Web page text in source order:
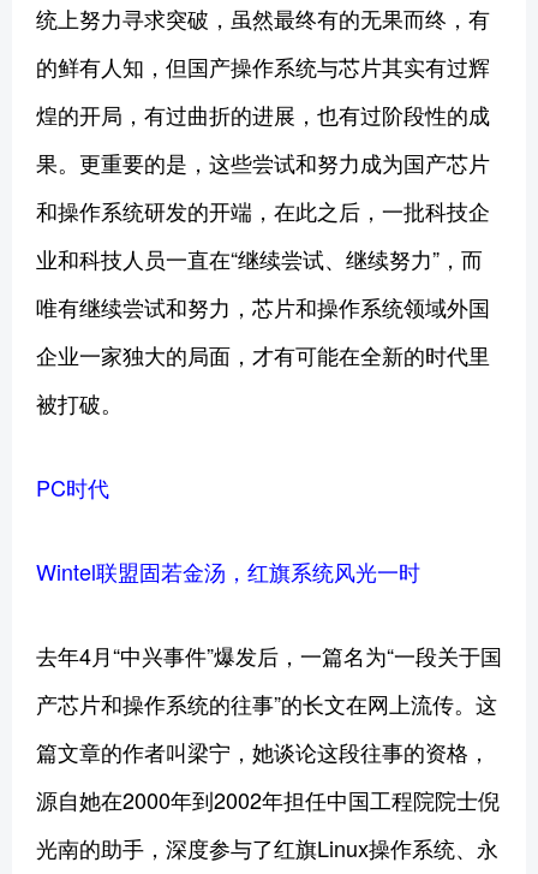
统上努力寻求突破，虽然最终有的无果而终，有
的鲜有人知，但国产操作系统与芯片其实有过辉
煌的开局，有过曲折的进展，也有过阶段性的成
果。更重要的是，这些尝试和努力成为国产芯片
和操作系统研发的开端，在此之后，一批科技企
业和科技人员一直在“继续尝试、继续努力”，而
唯有继续尝试和努力，芯片和操作系统领域外国
企业一家独大的局面，才有可能在全新的时代里
被打破。
PC时代
Wintel联盟固若金汤，红旗系统风光一时
去年4月“中兴事件”爆发后，一篇名为“一段关于国
产芯片和操作系统的往事”的长文在网上流传。这
篇文章的作者叫梁宁，她谈论这段往事的资格，
源自她在2000年到2002年担任中国工程院院士倪
光南的助手，深度参与了红旗Linux操作系统、永